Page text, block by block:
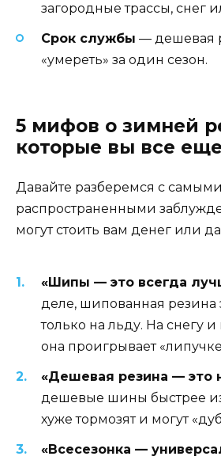
загородные трассы, снег
Срок службы — дешевая
«умереть» за один сезон.
5 мифов о зимней
которые вы все
Давайте разберемся с самыми
распространенными
могут стоить вам денег или
«Шипы — это всегда
деле, шипованная резина
только на льду. На снегу
она проигрывает
«Дешевая резина — это
дешевые шины быстрее
хуже тормозят и могут
«Всесезонка —